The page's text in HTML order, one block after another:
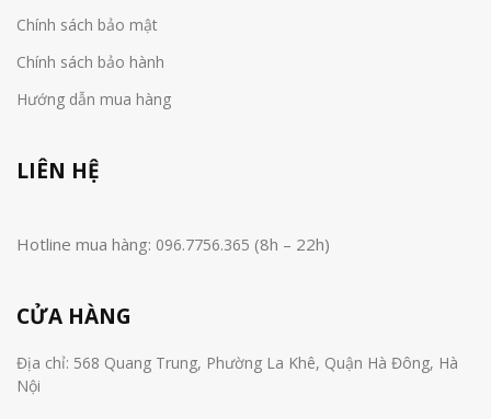
Chính sách bảo mật
Chính sách bảo hành
Hướng dẫn mua hàng
LIÊN HỆ
Hotline mua hàng: 096.7756.365 (8h – 22h)
CỬA HÀNG
Địa chỉ: 568 Quang Trung, Phường La Khê, Quận Hà Đông, Hà
Nội